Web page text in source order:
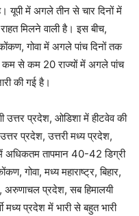
यूपी में अगले तीन से चार दिनों में
मिलने वाली है। इस बीच,
गोवा में अगले पांच दिनों तक
कम से कम 20 राज्यों में अगले पांच
की गई है।
उत्तर प्रदेश, ओडिशा में हीटवेव की
उत्तर प्रदेश, उत्तरी मध्य प्रदेश,
में अधिकतम तापमान 40-42 डिग्री
गोवा, मध्य महाराष्ट्र, बिहार,
अरुणाचल प्रदेश, सब हिमालयी
मध्य प्रदेश में भारी से बहुत भारी